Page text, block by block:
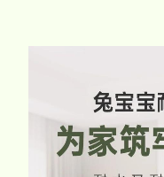
易装定制
联系我们
违规投诉
大客户合作
人事招聘